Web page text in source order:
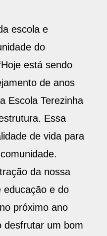
escola e
do
está sendo
de anos
Escola Terezinha
Essa
de vida para
da nossa
educação e do
próximo ano
desfrutar um bom